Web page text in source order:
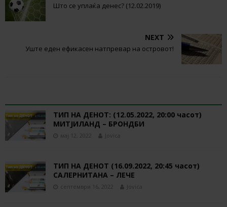
Што се уплаќа денес? (12.02.2019)
NEXT
Уште еден ефикасен натпревар на островот!
ТИП НА ДЕНОТ: (12.05.2022, 20:00 часот)
МИТЈИЛАНД – БРОНДБИ
мај 12, 2022 Jovica
ТИП НА ДЕНОТ (16.09.2022, 20:45 часот)
САЛЕРНИТАНА – ЛЕЧЕ
септември 16, 2022 Jovica